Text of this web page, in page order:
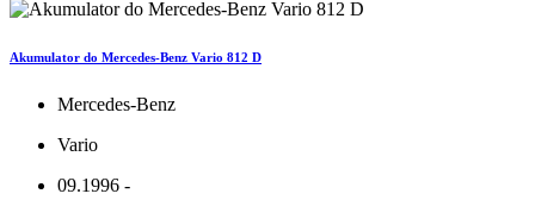
Akumulator do Mercedes-Benz Vario 812 D
Mercedes-Benz
Vario
09.1996 -